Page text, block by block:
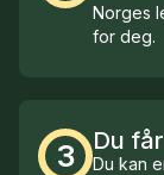
Norges
for deg.
3 Du
Du kan